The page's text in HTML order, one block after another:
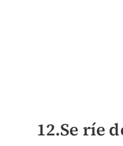
12.Se ríe